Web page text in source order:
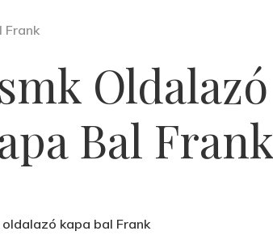
Frank
Oldalazó
Bal Frank
oldalazó kapa bal Frank